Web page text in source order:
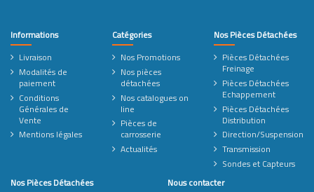
Informations
Livraison
Modalités de
paiement
Conditions
Générales de
Vente
Mentions légales
Catégories
Nos Promotions
Nos pièces
détachées
Nos catalogues on
line
Pièces de
carrosserie
Actualités
Nos Pièces Détachées
Pièces Détachées
Freinage
Pièces Détachées
Echappement
Pièces Détachées
Distribution
Direction/Suspension
Transmission
Sondes et Capteurs
Nos Pièces Détachées
Nous contacter